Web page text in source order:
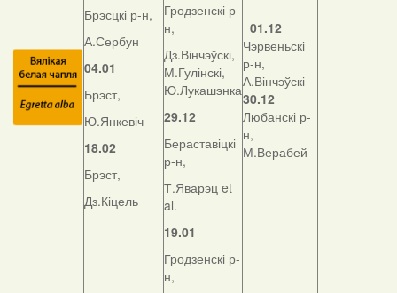
Брэсцкі р-н,
А.Сербун
04.01
Брэст,
Ю.Янкевіч
18.02
Брэст,
Дз.Кіцель
Гродзенскі р-
н,
Дз.Вінчэўскі,
М.Гулінскі,
Ю.Лукашэнка
29.12
Бераставіцкі
р-н,
Т.Яварэц et
al.
19.01
Гродзенскі р-
н,
01.12
Чэрвеньскі
р-н,
А.Вінчэўскі
30.12
Любанскі р-
н,
М.Верабей